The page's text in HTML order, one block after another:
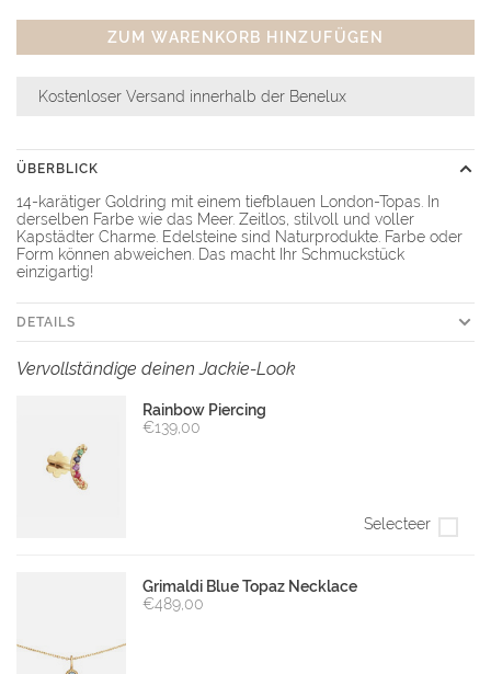
ZUM WARENKORB HINZUFÜGEN
Kostenloser Versand innerhalb der Benelux
ÜBERBLICK
14-karätiger Goldring mit einem tiefblauen London-Topas. In
derselben Farbe wie das Meer. Zeitlos, stilvoll und voller
Kapstädter Charme. Edelsteine sind Naturprodukte. Farbe oder
Form können abweichen. Das macht Ihr Schmuckstück
einzigartig!
DETAILS
Vervollständige deinen Jackie-Look
Rainbow Piercing
€139,00
Selecteer
Grimaldi Blue Topaz Necklace
€489,00